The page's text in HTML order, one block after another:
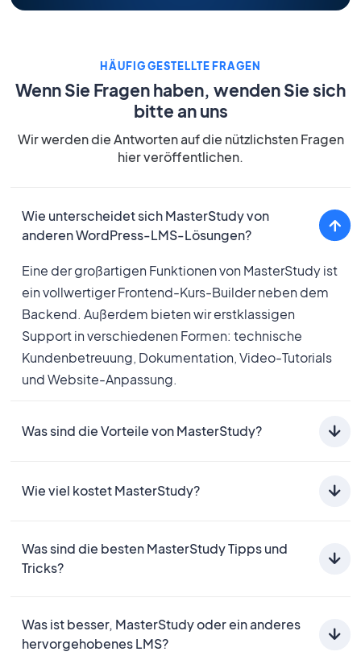
HÄUFIG GESTELLTE FRAGEN
Wenn Sie Fragen haben, wenden Sie sich
bitte an uns
Wir werden die Antworten auf die nützlichsten Fragen
hier veröffentlichen.
Wie unterscheidet sich MasterStudy von
anderen WordPress-LMS-Lösungen?
Eine der großartigen Funktionen von MasterStudy ist
ein vollwertiger Frontend-Kurs-Builder neben dem
Backend. Außerdem bieten wir erstklassigen
Support in verschiedenen Formen: technische
Kundenbetreuung, Dokumentation, Video-Tutorials
und Website-Anpassung.
Was sind die Vorteile von MasterStudy?
schnell eine Online-Bildungswebsite oder eine
Ausbildern, Geld zu verdienen und ihr Geschäft
auszubauen.
Wie viel kostet MasterStudy?
lebenslang. In beiden Fällen gibt es drei Pläne für
eine einzelne Site, fünf Sites und eine unbegrenzte
Preisseite.
Was sind die besten MasterStudy Tipps und
Tricks?
Bildungsprozess unterstützen, begeistert sein und
sich darüber freuen. Zertifikatserstellung, Drip-
Was ist besser, MasterStudy oder ein anderes
hervorgehobenes LMS?